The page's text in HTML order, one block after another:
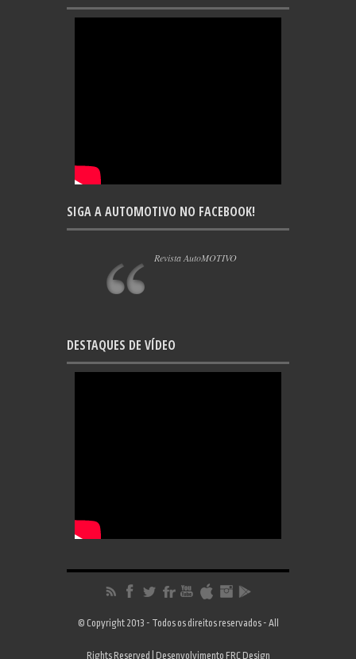
SIGA A AUTOMOTIVO NO FACEBOOK!
Revista AutoMOTIVO
DESTAQUES DE VÍDEO
© Copyright 2013 - Todos os direitos reservados - All
Rights Reserved | Desenvolvimento FRC Design